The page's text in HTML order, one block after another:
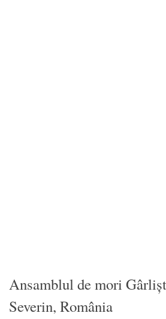
Ansamblul de mori
Severin, România